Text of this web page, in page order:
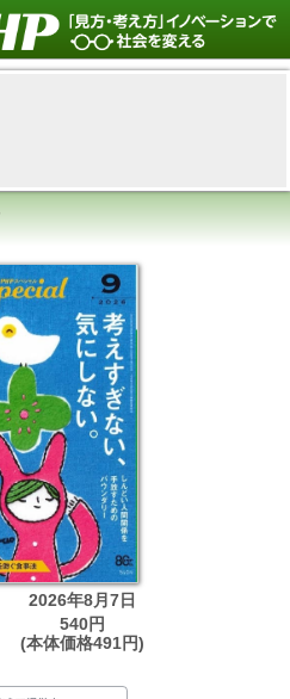
2026年8月7日
540円
(本体価格491円)